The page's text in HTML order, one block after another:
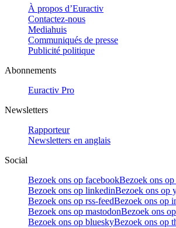
À propos d’Euractiv
Contactez-nous
Mediahuis
Communiqués de presse
Publicité politique
Abonnements
Euractiv Pro
Newsletters
Rapporteur
Newsletters en anglais
Social
Bezoek ons op facebookBezoek ons
Bezoek ons op linkedinBezoek ons op
Bezoek ons op rss-feedBezoek ons op
Bezoek ons op mastodonBezoek ons
Bezoek ons op blueskyBezoek ons op